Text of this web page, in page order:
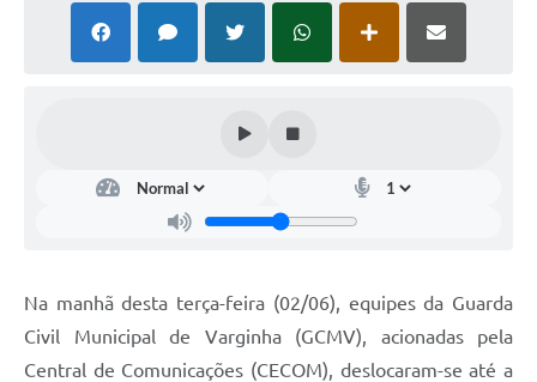
Na manhã desta terça-feira (02/06), equipes da Guarda
Civil Municipal de Varginha (GCMV), acionadas pela
Central de Comunicações (CECOM), deslocaram-se até a